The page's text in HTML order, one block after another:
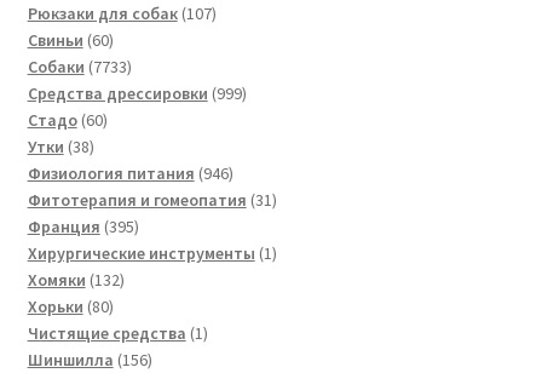
товаров
Рюкзаки для собак 107107
Свиньи 6060
товаров
Собаки 77337733
товара
Средства дрессировки 999999
Стадо 6060
Утки 3838
товаров
Физиология питания 946946
товаров
Фитотерапия и гомеопатия 3131
Франция 395395
товаров
Хирургические инструменты 11
Хомяки 132132
Хорьки 8080
товаров
Чистящие средства 11
Шиншилла 156156